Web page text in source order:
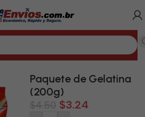
Varios Camagüey
Paquete de Gelatina
(200g)
$4.50 $3.24